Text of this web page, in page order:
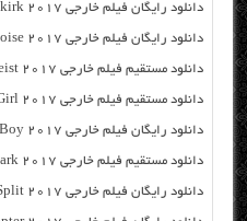
دانلود رایگان فیلم خارجی Dunkirk 2017 با لینک مستقیم
دانلود رایگان فیلم خارجی Eloise 2017 با لینک مستقیم
دانلود مستقیم فیلم خارجی Essex Heist 2017 از سرور سایت
دانلود مستقیم فیلم خارجی Get the Girl 2017 از سرور سایت
دانلود رایگان فیلم خارجی iBoy 2017 با لینک مستقیم
دانلود مستقیم فیلم خارجی Justice League Dark 2017 از سرور سایت
دانلود رایگان فیلم خارجی Split 2017 با لینک مستقیم